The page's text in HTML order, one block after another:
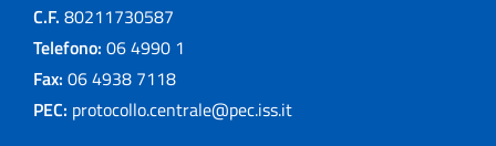
C.F. 80211730587
Telefono: 06 4990 1
Fax: 06 4938 7118
PEC: protocollo.centrale@pec.iss.it